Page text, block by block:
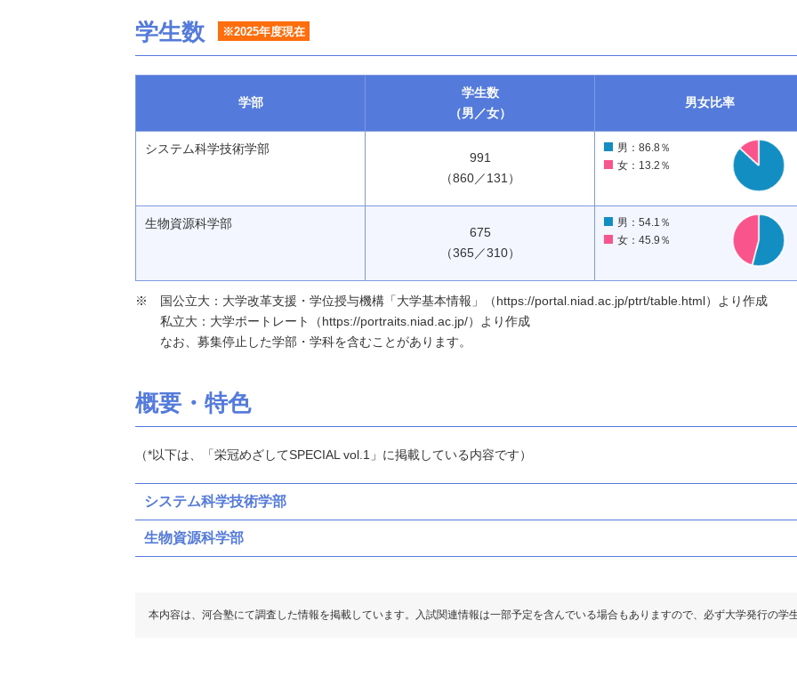
学生数 ※2025年度現在
学部
学生数
（男／女）
男女比率
システム科学技術学部
991
（860／131）
男：86.8％
女：13.2％
生物資源科学部
675
（365／310）
男：54.1％
女：45.9％
国公立大：大学改革支援・学位授与機構「大学基本情報」（https://portal.niad.ac.jp/ptrt/table.html）より作成
私立大：大学ポートレート（https://portraits.niad.ac.jp/）より作成
なお、募集停止した学部・学科を含むことがあります。
概要・特色
（*以下は、「栄冠めざしてSPECIAL vol.1」に掲載している内容です）
システム科学技術学部
生物資源科学部
本内容は、河合塾にて調査した情報を掲載しています。入試関連情報は一部予定を含んでいる場合もありますので、必ず大学発行の学